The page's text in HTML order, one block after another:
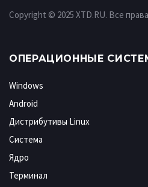
Copyright © 2025 XTD.RU. Все
ОПЕРАЦИОННЫЕ
Windows
Android
Дистрибутивы Linux
Система
Ядро
Терминал